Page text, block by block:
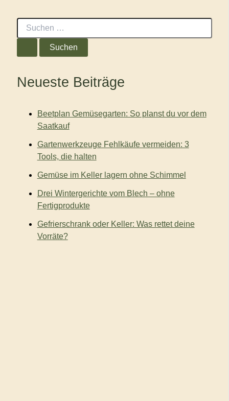
S
Neueste Beiträge
Beetplan Gemüsegarten: So planst du vor dem
Saatkauf
Gartenwerkzeuge Fehlkäufe vermeiden: 3
Tools, die halten
Gemüse im Keller lagern ohne Schimmel
Drei Wintergerichte vom Blech – ohne
Fertigprodukte
Gefrierschrank oder Keller: Was rettet deine
Vorräte?